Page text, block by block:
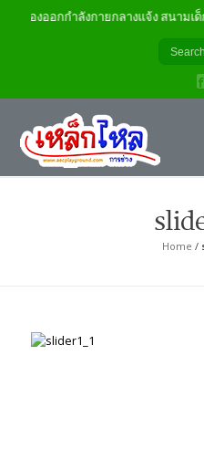
เครื่องออกกำลังกายกลางแจ้ง สนามเ
Home /